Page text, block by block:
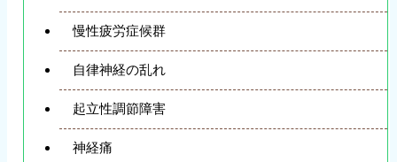
慢性疲労症候群
自律神経の乱れ
起立性調節障害
神経痛